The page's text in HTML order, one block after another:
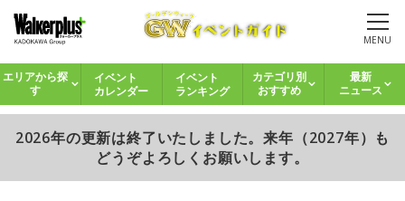
MENU
エリアから探
す
イベント
カレンダー
イベント
ランキング
カテゴリ別
おすすめ
最新
ニュース
2026年の更新は終了いたしました。来年（2027年）も
どうぞよろしくお願いします。